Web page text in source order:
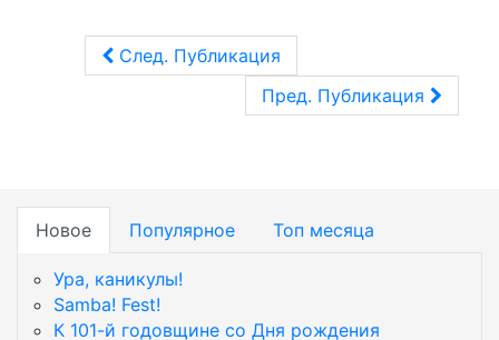
След. Публикация
Пред. Публикация
Новое Популярное Топ месяца
Ура, каникулы!
Samba! Fest!
К 101-й годовщине со Дня рождения